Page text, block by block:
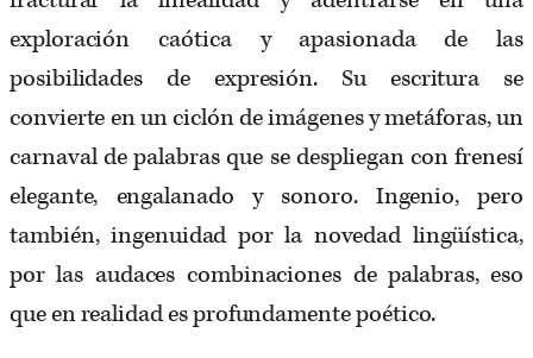
exploración caótica y apasionada de las
posibilidades de expresión. Su escritura se
convierte en un ciclón de imágenes y metáforas, un
carnaval de palabras que se despliegan con frenesí
elegante, engalanado y sonoro. Ingenio, pero
también, ingenuidad por la novedad lingüística,
por las audaces combinaciones de palabras, eso
que en realidad es profundamente poético.